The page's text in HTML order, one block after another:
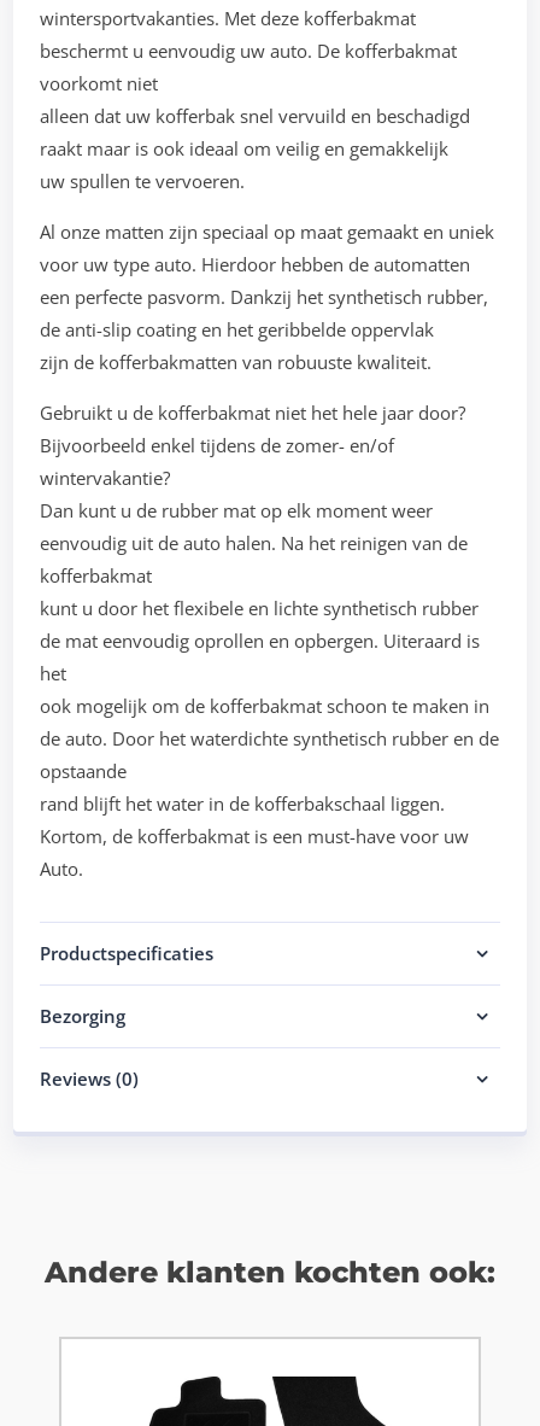
wintersportvakanties. Met deze kofferbakmat
beschermt u eenvoudig uw auto. De kofferbakmat
voorkomt niet
alleen dat uw kofferbak snel vervuild en beschadigd
raakt maar is ook ideaal om veilig en gemakkelijk
uw spullen te vervoeren.
Al onze matten zijn speciaal op maat gemaakt en uniek
voor uw type auto. Hierdoor hebben de automatten
een perfecte pasvorm. Dankzij het synthetisch rubber,
de anti-slip coating en het geribbelde oppervlak
zijn de kofferbakmatten van robuuste kwaliteit.
Gebruikt u de kofferbakmat niet het hele jaar door?
Bijvoorbeeld enkel tijdens de zomer- en/of
wintervakantie?
Dan kunt u de rubber mat op elk moment weer
eenvoudig uit de auto halen. Na het reinigen van de
kofferbakmat
kunt u door het flexibele en lichte synthetisch rubber
de mat eenvoudig oprollen en opbergen. Uiteraard is
het
ook mogelijk om de kofferbakmat schoon te maken in
de auto. Door het waterdichte synthetisch rubber en de
opstaande
rand blijft het water in de kofferbakschaal liggen.
Kortom, de kofferbakmat is een must-have voor uw
Auto.
Productspecificaties
Bezorging
Reviews (0)
Andere klanten kochten ook: